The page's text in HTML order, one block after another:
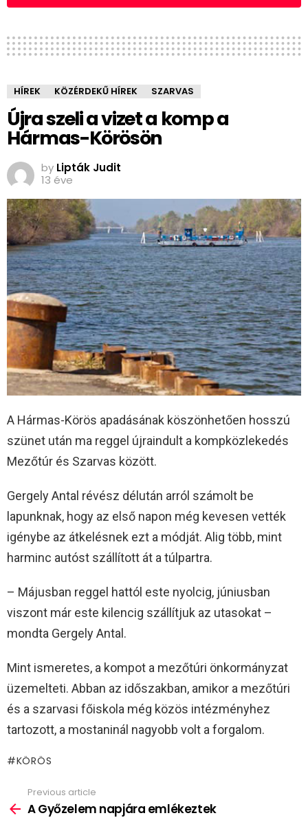
HÍREK KÖZÉRDEKŰ HÍREK SZARVAS
Újra szeli a vizet a komp a
Hármas-Körösön
by Lipták Judit
13 éve
A Hármas-Körös apadásának köszönhetően hosszú
szünet után ma reggel újraindult a kompközlekedés
Mezőtúr és Szarvas között.
Gergely Antal révész délután arról számolt be
lapunknak, hogy az első napon még kevesen vették
igénybe az átkelésnek ezt a módját. Alig több, mint
harminc autóst szállított át a túlpartra.
– Májusban reggel hattól este nyolcig, júniusban
viszont már este kilencig szállítjuk az utasokat –
mondta Gergely Antal.
Mint ismeretes, a kompot a mezőtúri önkormányzat
üzemelteti. Abban az időszakban, amikor a mezőtúri
és a szarvasi főiskola még közös intézményhez
tartozott, a mostaninál nagyobb volt a forgalom.
KÖRÖS
more
Previous article
A Győzelem napjára emlékeztek